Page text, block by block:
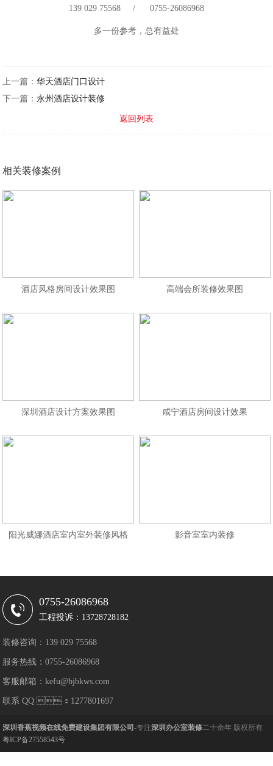
139 029 75568 / 0755-26086968
多一份参考，总有益处
上一篇：华天酒店门口设计
下一篇： 永州酒店设计装修
返回列表
相关装修案例
酒店风格房间设计效果图 高端会所装修效果图
深圳酒店设计方案效果图 咸宁酒店房间设计效果
阳光威娜酒店室内室外装修风格 影音室室内装修
0755-26086968
工程投诉：13728728182
装修咨询：139 029 75568
服务热线：0755-26086968
客服邮箱：kefu@bjbkws.com
联系 QQ ：1277801697
深圳香蕉视频在线免费建设集团有限公司-专注深圳办公室装修二十余年 版权所有
粤ICP备27558543号